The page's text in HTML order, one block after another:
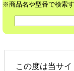
※商品名や型番で検索
この度は当サ